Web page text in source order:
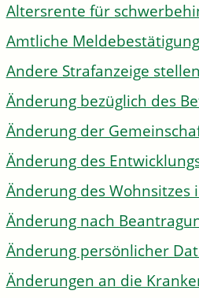
Altersrente für
Amtliche
Andere Strafanzeige stellen
Änderung bezüglich des
Änderung der
Änderung des
Änderung des
Änderung nach
Änderung persönlicher
Änderungen an die